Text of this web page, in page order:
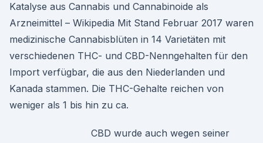
Katalyse aus Cannabis und Cannabinoide als
Arzneimittel – Wikipedia Mit Stand Februar 2017 waren
medizinische Cannabisblüten in 14 Varietäten mit
verschiedenen THC- und CBD-Nenngehalten für den
Import verfügbar, die aus den Niederlanden und
Kanada stammen. Die THC-Gehalte reichen von
weniger als 1 bis hin zu ca.
CBD wurde auch wegen seiner